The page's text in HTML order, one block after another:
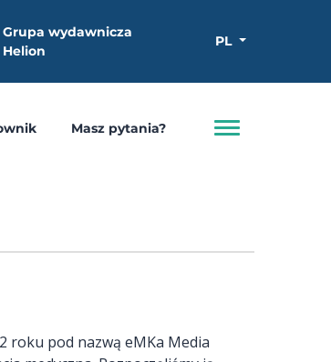
Grupa wydawnicza
Helion
PL
Masz pytania?
roku pod nazwą eMKa Media